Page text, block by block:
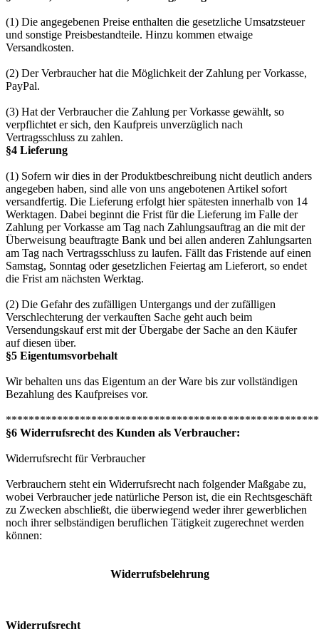
(1) Die angegebenen Preise enthalten die gesetzliche Umsatzsteuer
und sonstige Preisbestandteile. Hinzu kommen etwaige
Versandkosten.
(2) Der Verbraucher hat die Möglichkeit der Zahlung per Vorkasse,
PayPal.
(3) Hat der Verbraucher die Zahlung per Vorkasse gewählt, so
verpflichtet er sich, den Kaufpreis unverzüglich nach
Vertragsschluss zu zahlen.
§4 Lieferung
(1) Sofern wir dies in der Produktbeschreibung nicht deutlich anders
angegeben haben, sind alle von uns angebotenen Artikel sofort
versandfertig. Die Lieferung erfolgt hier spätesten innerhalb von 14
Werktagen. Dabei beginnt die Frist für die Lieferung im Falle der
Zahlung per Vorkasse am Tag nach Zahlungsauftrag an die mit der
Überweisung beauftragte Bank und bei allen anderen Zahlungsarten
am Tag nach Vertragsschluss zu laufen. Fällt das Fristende auf einen
Samstag, Sonntag oder gesetzlichen Feiertag am Lieferort, so endet
die Frist am nächsten Werktag.
(2) Die Gefahr des zufälligen Untergangs und der zufälligen
Verschlechterung der verkauften Sache geht auch beim
Versendungskauf erst mit der Übergabe der Sache an den Käufer
auf diesen über.
§5 Eigentumsvorbehalt
Wir behalten uns das Eigentum an der Ware bis zur vollständigen
Bezahlung des Kaufpreises vor.
§6 Widerrufsrecht des Kunden als Verbraucher:
Widerrufsrecht für Verbraucher
Verbrauchern steht ein Widerrufsrecht nach folgender Maßgabe zu,
wobei Verbraucher jede natürliche Person ist, die ein Rechtsgeschäft
zu Zwecken abschließt, die überwiegend weder ihrer gewerblichen
noch ihrer selbständigen beruflichen Tätigkeit zugerechnet werden
können:
Widerrufsbelehrung
Widerrufsrecht